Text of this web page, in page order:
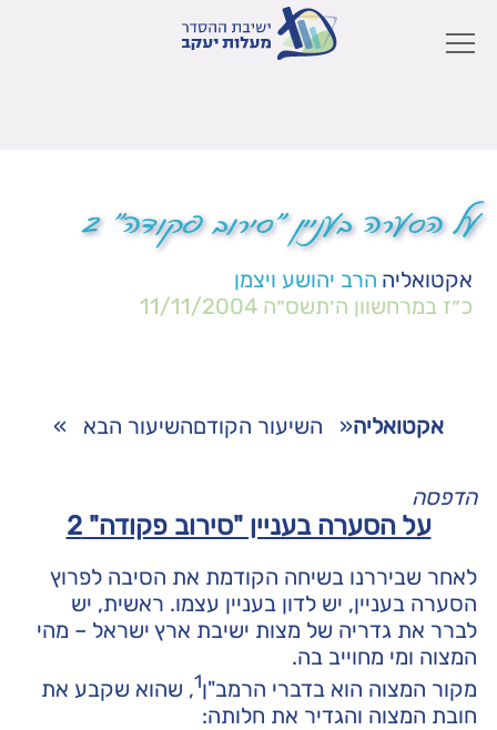
על הסערה בעניין "סירוב פקודה" 2
אקטואליה הרב יהושע ויצמן
כ״ז במרחשוון ה׳תשס״ה 11/11/2004
אקטואליה« השיעור הקודםהשיעור הבא »
הדפסה
על הסערה בעניין "סירוב פקודה" 2
לאחר שביררנו בשיחה הקודמת את הסיבה לפרוץ
הסערה בעניין, יש לדון בעניין עצמו. ראשית, יש
לברר את גדריה של מצות ישיבת ארץ ישראל – מהי
המצוה ומי מחוייב בה.
מקור המצוה הוא בדברי הרמב"ן1, שהוא שקבע את
חובת המצוה והגדיר את חלותה: